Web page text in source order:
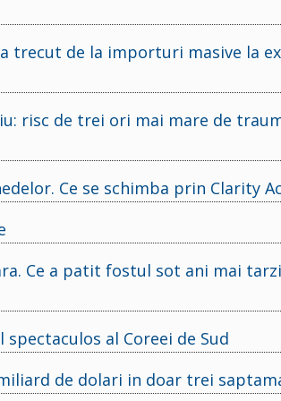
trecut de la importuri masive la
risc de trei ori mai mare de
Ce se schimba prin Clarity
Ce a patit fostul sot ani mai
al Coreei de Sud
de dolari in doar trei